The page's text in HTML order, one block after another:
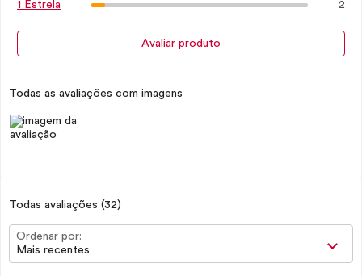
1 Estrela 2
Avaliar produto
Todas as avaliações com imagens
Todas avaliações (32)
Ordenar por:
Mais recentes